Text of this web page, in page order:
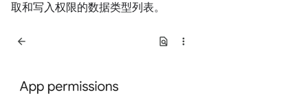
取和写入权限的数据类型列表。